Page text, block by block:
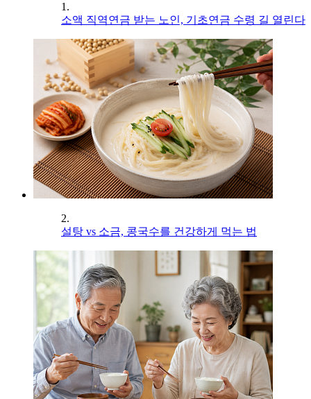
1.
소액 직역연금 받는 노인, 기초연금 수령 길 열린다
2.
설탕 vs 소금, 콩국수를 건강하게 먹는 법